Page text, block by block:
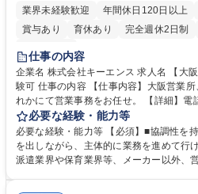
業界未経験歓迎
年間休日120日以上
賞与あり
育休あり 完全週休2日制
土日祝休み
仕事の内容
企業名 株式会社キーエンス 求人名 【大阪・京都・滋賀】営業事務 ※未経
験可 仕事の内容 【仕事内容】大阪営業所、京都営業所、滋賀営業所いず
れかにて営業事務をお任せ。 【詳細】電
の作成・カタログ送付・来客対応・営業
善をお任せ。 【教育制度】ご入社後、育成担当とペアになりながらOJTに
て業務を覚えていただくことが可能です
れているため、スムーズに仕事に慣れる
必要な経験・能力等
必要な経験・能力等 【必須】■協調性を
を出しながら、主体的に業務を進めて行
派遣業界や保育業界等、メーカー以外、